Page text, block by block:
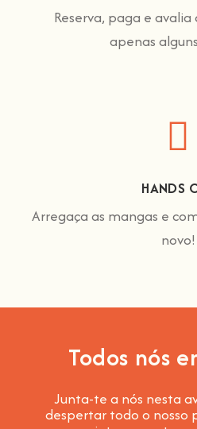
Reserva, paga e
apenas
HANDS
Arregaça as mangas e
novo!
Todos nós
Junta-te a nós nesta
despertar todo o nosso